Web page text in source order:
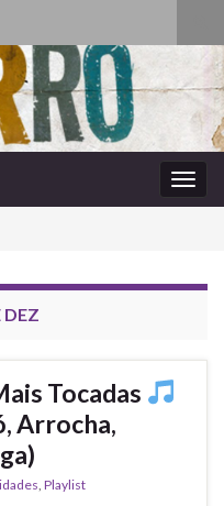
Tocadas
Arrocha,
Playlist